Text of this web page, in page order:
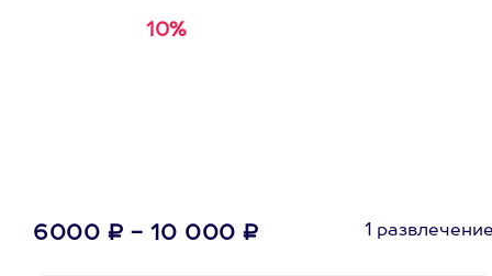
10%
6000 ₽ - 10 000 ₽ 1